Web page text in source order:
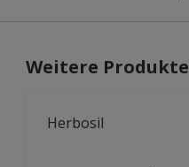
Weitere Produkte
Herbosil